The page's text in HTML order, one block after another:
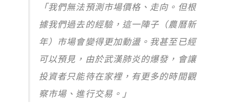
「我們無法預測市場價格、走向。但根
據我們過去的經驗，這一陣子（農曆新
年）市場會變得更加動盪。我甚至已經
可以預見，由於武漢肺炎的爆發，會讓
投資者只能待在家裡，有更多的時間觀
察市場、進行交易。」